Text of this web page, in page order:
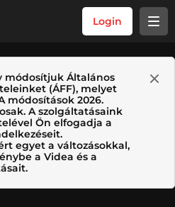
Login
módosítjuk Általános
(ÁFF), melyet
módosítások 2026.
A szolgáltatásaink
Ön elfogadja a
egyet a változásokkal,
a Videa és a